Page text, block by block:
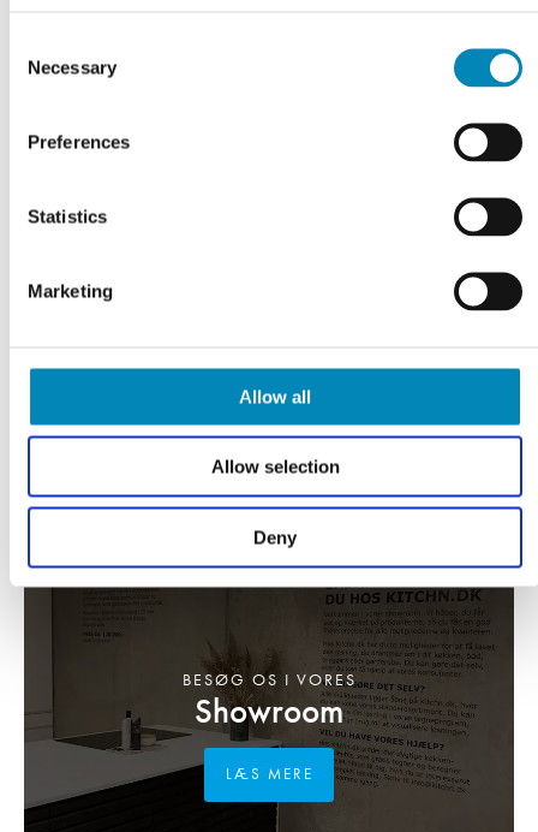
Selection
Necessary
Preferences
Statistics
Marketing
Allow all
Allow selection
Deny
Showroom
BESØG OS I VORES
LÆS MERE